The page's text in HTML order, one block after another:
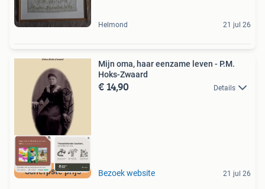
Helmond 21 jul 26
Scherpste prijs
Mijn oma, haar eenzame leven - P.M.
Hoks-Zwaard
€ 14,90 Details
Bezoek website 21 jul 26